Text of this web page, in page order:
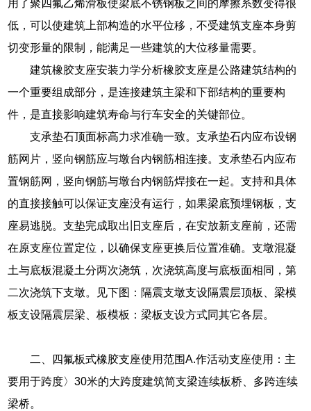
用了聚四氟乙烯滑板使梁底不锈钢板之间的摩擦系数变得很
低，可以使建筑上部构造的水平位移，不受建筑支座本身剪
切变形量的限制，能满足一些建筑的大位移量需要。
建筑橡胶支座安装力学分析橡胶支座是公路建筑结构的
一个重要组成部分，是连接建筑主梁和下部结构的重要构
件，是直接影响建筑寿命与行车安全的关键部位。
支承垫石顶面标高力求准确一致。支承垫石内应布设钢
筋网片，竖向钢筋应与墩台内钢筋相连接。支承垫石内应布
置钢筋网，竖向钢筋与墩台内钢筋焊接在一起。支持和具体
的直接接触可以保证支座没有运行，如果梁底预埋钢板，支
座易逃脱。支垫完成取出旧支座后，在安放新支座前，还需
在原支座位置定位，以确保支座更换后位置准确。支墩混凝
土与底板混凝土分两次浇筑，次浇筑高度与底板面相同，第
二次浇筑下支墩。见下图：隔震支墩支设隔震层顶板、梁模
板支设隔震层梁、板模板：梁板支设方式同其它各层。
二、四氟板式橡胶支座使用范围A.作活动支座使用：主
要用于跨度〉30米的大跨度建筑简支梁连续板桥、多跨连续
梁桥。